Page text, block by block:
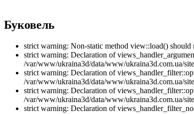
Буковель
strict warning: Non-static method view::load()
strict warning: Declaration of
/var/www/ukraina3d/data/www/ukraina3d.com.ua/
strict warning: Declaration of
/var/www/ukraina3d/data/www/ukraina3d.com.ua/
strict warning: Declaration of
/var/www/ukraina3d/data/www/ukraina3d.com.ua/
strict warning: Declaration of